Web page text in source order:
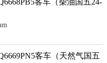
客车（柴油国五24-
客车（天然气国五